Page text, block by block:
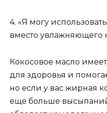
4. «Я могу
вместо увлажняющего
Кокосовое масло
для здоровья и
но если у вас жирная
еще больше